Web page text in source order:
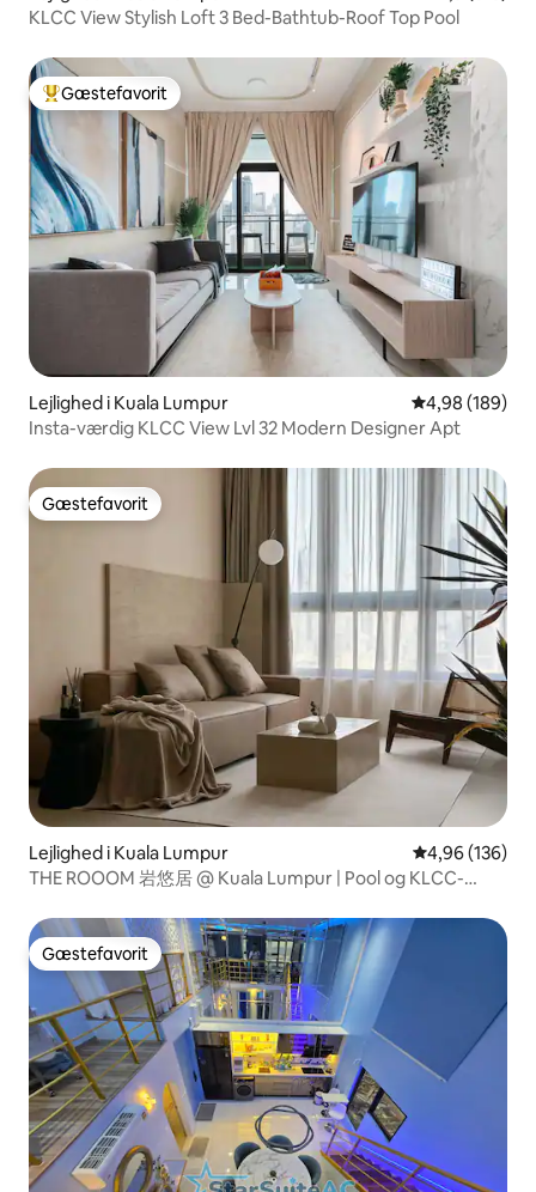
KLCC View Stylish Loft 3 Bed-Bathtub-Roof Top Pool
Bedste gæstefavorit
Gæstefavorit
Lejlighed i Kuala Lumpur 4,98 ud af 5 i
4,98 (189)
Insta-værdig KLCC View Lvl 32 Modern Designer Apt
Gæstefavorit
Gæstefavorit
Lejlighed i Kuala Lumpur 4,96 ud af 5 i
4,96 (136)
THE ROOOM 岩悠居 @ Kuala Lumpur | Pool og KLCC-
Gæstefavorit
Gæstefavorit